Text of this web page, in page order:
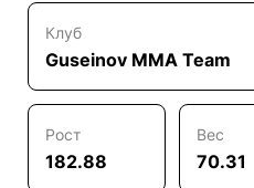
Клуб
Guseinov MMA Team
Рост
182.88
Вес
70.31